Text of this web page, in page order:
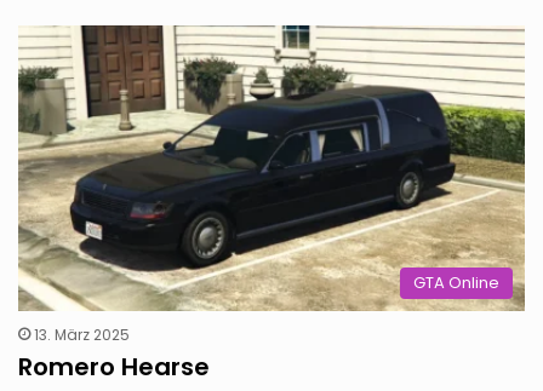
GTA Online
13. März 2025
Romero Hearse